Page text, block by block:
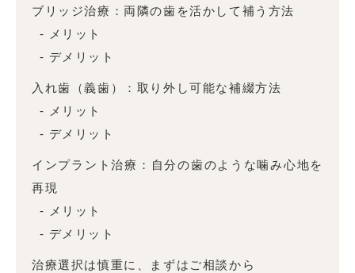
ブリッジ治療：両隣の歯を活かして補う方法
メリット
デメリット
入れ歯（義歯）：取り外し可能な補綴方法
メリット
デメリット
インプラント治療：自分の歯のような噛み心地を
再現
メリット
デメリット
治療選択は慎重に、まずはご相談から